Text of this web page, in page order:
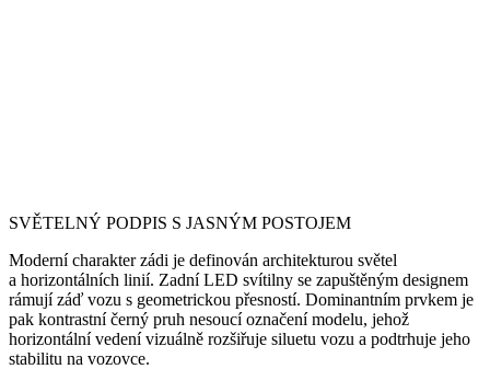
SVĚTELNÝ PODPIS S JASNÝM POSTOJEM
Moderní charakter zádi je definován architekturou světel
a horizontálních linií. Zadní LED svítilny se zapuštěným designem
rámují záď vozu s geometrickou přesností. Dominantním prvkem je
pak kontrastní černý pruh nesoucí označení modelu, jehož
horizontální vedení vizuálně rozšiřuje siluetu vozu a podtrhuje jeho
stabilitu na vozovce.